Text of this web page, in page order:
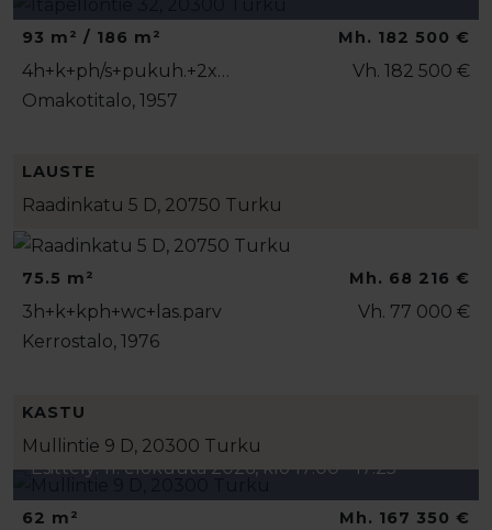
93 m² / 186 m²
4h+k+ph/s+pukuh.+2x…
Omakotitalo, 1957
Mh. 182 500 €
Vh. 182 500 €
LAUSTE
Raadinkatu 5 D, 20750 Turku
75.5 m²
3h+k+kph+wc+las.parv
Kerrostalo, 1976
Mh. 68 216 €
Vh. 77 000 €
KASTU
Mullintie 9 D, 20300 Turku
Esittely: 11. elokuuta 2026, klo 17:00 - 17:25
62 m² Mh. 167 350 €